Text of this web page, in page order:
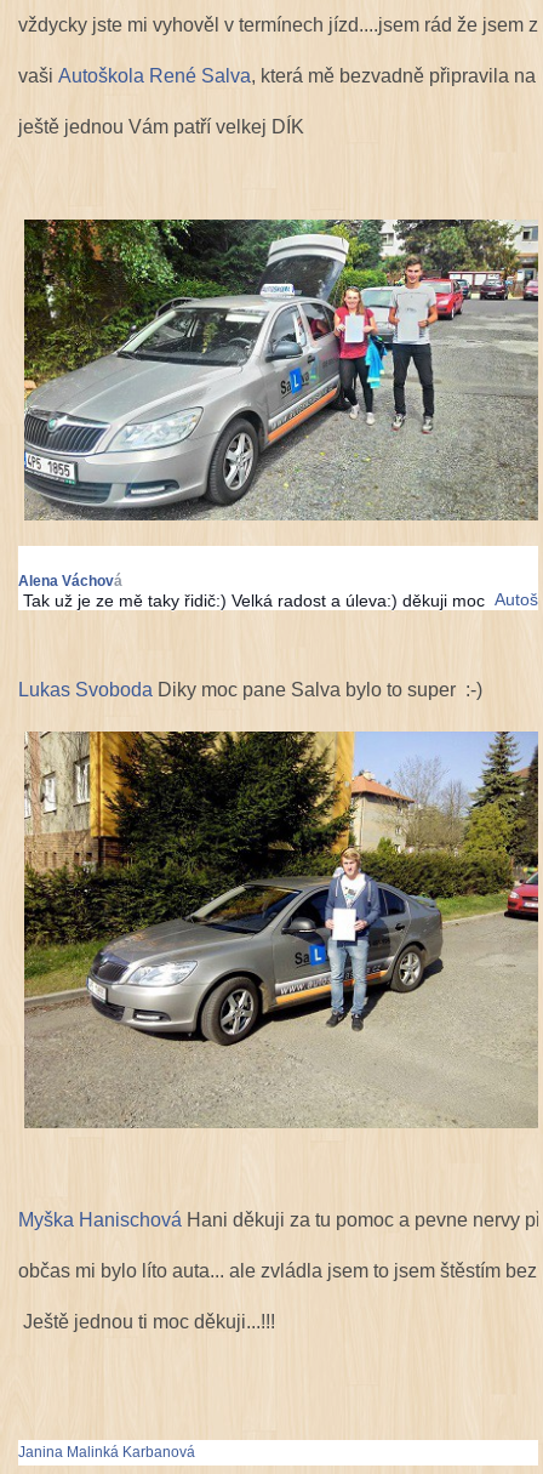
vždycky jste mi vyhověl v termínech jízd....jsem rád že jsem
vaši Autoškola René Salva, která mě bezvadně připravila na
ještě jednou Vám patří velkej DÍK
t
i
k
o
n
a
s
m
i
l
E
m
o
k
o
n
a
s
m
i
l
Alena Váchová
Tak už je ze mě taky řidič:) Velká radost a úleva:) děkuji moc
Lukas Svoboda Diky moc pane Salva bylo to super :-)
Myška Hanischová Hani děkuji za tu pomoc a pevne nervy
občas mi bylo líto auta... ale zvládla jsem to jsem štěstím bez
Ještě jednou ti moc děkuji...!!!
Janina Malinká Karbanová